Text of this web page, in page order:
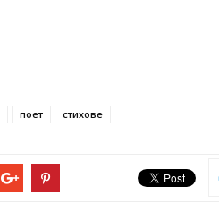
поет стихове